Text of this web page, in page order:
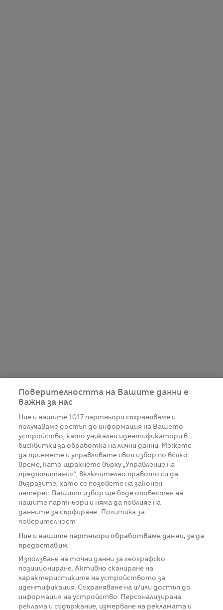
Поверителността на Вашите данни е
важна за нас
Ние и нашите 1017 партньори съхраняваме и
получаваме достъп до информация на Вашето
устройство, като уникални идентификатори в
бисквитки за обработка на лични данни. Можете
да приемете и управлявате своя избор по всяко
време, като щракнете върху „Управление на
предпочитания“, включително правото си да
възразите, като се позовете на законен
интерес. Вашият избор ще бъде оповестен на
нашите партньори и няма да повлияе на
данните за сърфиране.
Политика за
поверителност
Ние и нашите партньори обработваме данни, за да
предоставим:
Използване на точни данни за географско
позициониране. Активно сканиране на
характеристиките на устройството за
идентификация. Съхраняване на и/или достъп до
информация на устройство. Персонализирана
реклама и съдържание, измерване на рекламата и